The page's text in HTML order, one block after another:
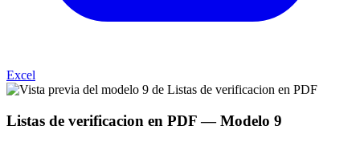
Excel
Listas de verificacion en PDF— Modelo 9